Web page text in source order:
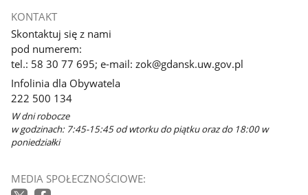
KONTAKT
Skontaktuj się z nami
pod numerem:
tel.: 58 30 77 695; e-mail: zok@gdansk.uw.gov.pl
Infolinia dla Obywatela
222 500 134
W dni robocze
w godzinach: 7:45-15:45 od wtorku do piątku oraz do 18:00 w
poniedziałki
MEDIA SPOŁECZNOŚCIOWE: